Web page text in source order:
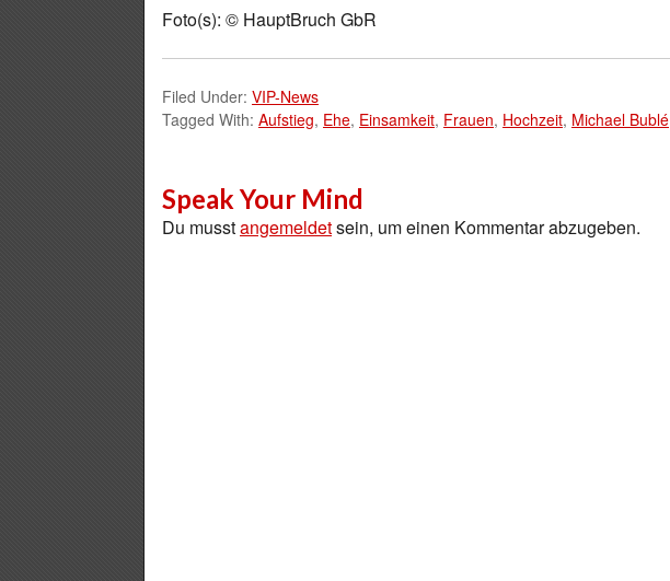
Foto(s): © HauptBruch GbR
Filed Under: VIP-News
Tagged With: Aufstieg, Ehe, Einsamkeit, Frauen, Hochzeit, Michael Bublé
Speak Your Mind
Du musstangemeldetsein, um einen Kommentar abzugeben.